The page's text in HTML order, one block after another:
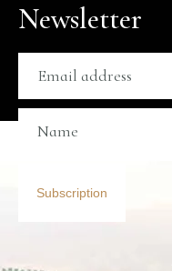
Newsletter
Subscription